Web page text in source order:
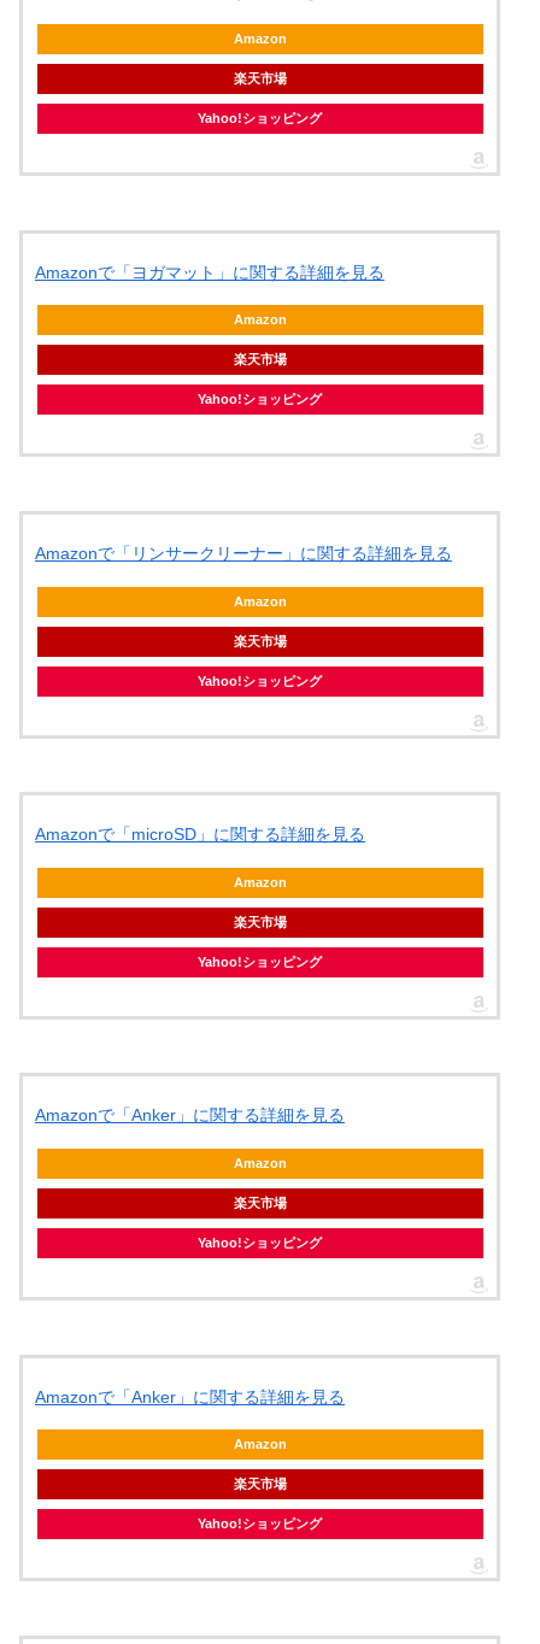
Amazon
楽天市場
Yahoo!ショッピング
Amazonで「ヨガマット」に関する詳細を見る
Amazon
楽天市場
Yahoo!ショッピング
Amazonで「リンサークリーナー」に関する詳細を見る
Amazon
楽天市場
Yahoo!ショッピング
Amazonで「microSD」に関する詳細を見る
Amazon
楽天市場
Yahoo!ショッピング
Amazonで「Anker」に関する詳細を見る
Amazon
楽天市場
Yahoo!ショッピング
Amazonで「Anker」に関する詳細を見る
Amazon
楽天市場
Yahoo!ショッピング